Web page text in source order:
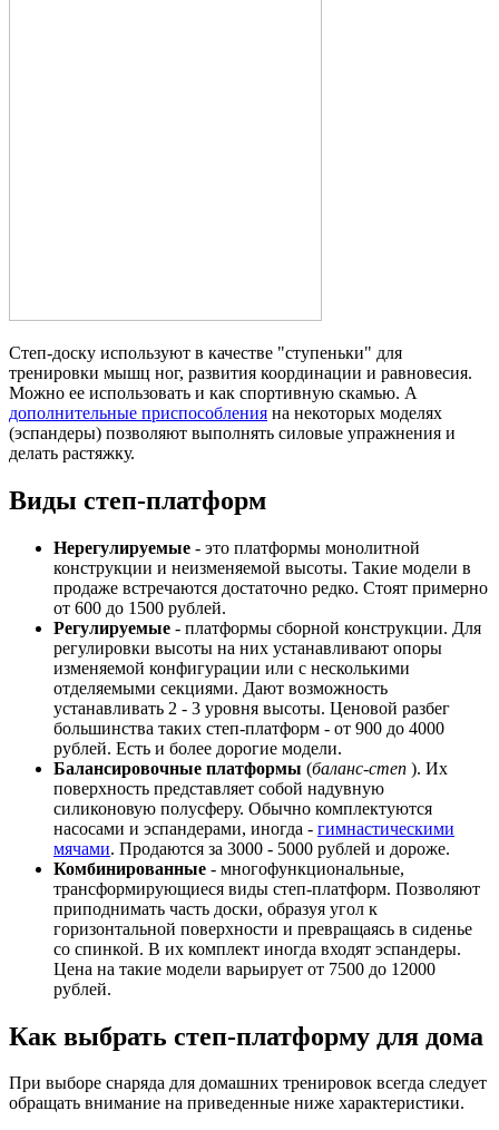
Степ-доску используют в качестве "ступеньки" для
тренировки мышц ног, развития координации и равновесия.
Можно ее использовать и как спортивную скамью. А
дополнительные приспособления на некоторых моделях
(эспандеры) позволяют выполнять силовые упражнения и
делать растяжку.
Виды степ-платформ
Нерегулируемые - это платформы монолитной
конструкции и неизменяемой высоты. Такие модели в
продаже встречаются достаточно редко. Стоят примерно
от 600 до 1500 рублей.
Регулируемые - платформы сборной конструкции. Для
регулировки высоты на них устанавливают опоры
изменяемой конфигурации или с несколькими
отделяемыми секциями. Дают возможность
устанавливать 2 - 3 уровня высоты. Ценовой разбег
большинства таких степ-платформ - от 900 до 4000
рублей. Есть и более дорогие модели.
Балансировочные платформы (баланс-степ ). Их
поверхность представляет собой надувную
силиконовую полусферу. Обычно комплектуются
насосами и эспандерами, иногда - гимнастическими
мячами. Продаются за 3000 - 5000 рублей и дороже.
Комбинированные - многофункциональные,
трансформирующиеся виды степ-платформ. Позволяют
приподнимать часть доски, образуя угол к
горизонтальной поверхности и превращаясь в сиденье
со спинкой. В их комплект иногда входят эспандеры.
Цена на такие модели варьирует от 7500 до 12000
рублей.
Как выбрать степ-платформу для дома
При выборе снаряда для домашних тренировок всегда следует
обращать внимание на приведенные ниже характеристики.